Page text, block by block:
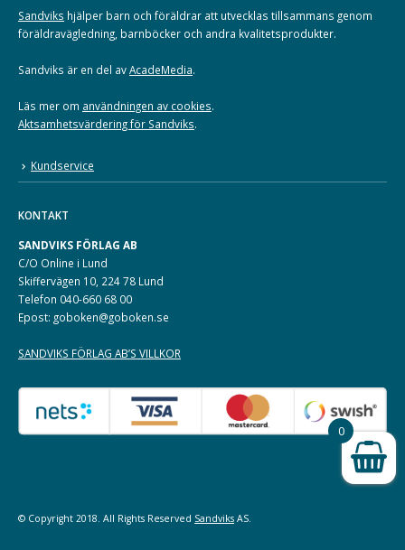
Sandviks hjälper barn och föräldrar att utvecklas tillsammans genom
föräldravägledning, barnböcker och andra kvalitetsprodukter.
Sandviks är en del avAcadeMedia.
Läs mer om användningen av cookies.
Aktsamhetsvärdering för Sandviks.
Kundservice
KONTAKT
SANDVIKS FÖRLAG AB
C/O Online i Lund
Skiffervägen 10, 224 78 Lund
Telefon 040-660 68 00
Epost: goboken@goboken.se
SANDVIKS FÖRLAG AB’S VILLKOR
© Copyright 2018. All Rights Reserved Sandviks AS.
0